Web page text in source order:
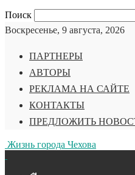
Поиск
Воскресенье, 9 августа, 2026
ПАРТНЕРЫ
АВТОРЫ
РЕКЛАМА НА САЙТЕ
КОНТАКТЫ
ПРЕДЛОЖИТЬ
Жизнь города Чехова